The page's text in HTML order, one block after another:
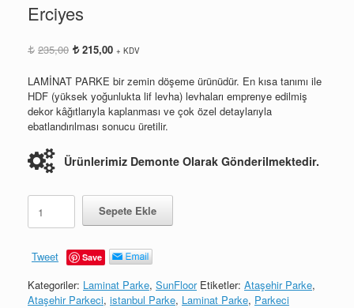
Erciyes
235,00 Orijinal
235,00.
215,00Şu
fiyat:
215,00.
+ KDV
LAMİNAT PARKE bir zemin döşeme ürünüdür. En kısa tanımı ile
HDF (yüksek yoğunlukta lif levha) levhaları emprenye edilmiş
dekor kâğıtlarıyla kaplanması ve çok özel detaylarıyla
ebatlandırılması sonucu üretilir.
Ürünlerimiz Demonte Olarak Gönderilmektedir.
Erciyes
adet
Sepete Ekle
Tweet Save
Kategoriler: Laminat Parke, SunFloor Etiketler: Ataşehir Parke,
Ataşehir Parkeci, istanbul Parke, Laminat Parke, Parkeci